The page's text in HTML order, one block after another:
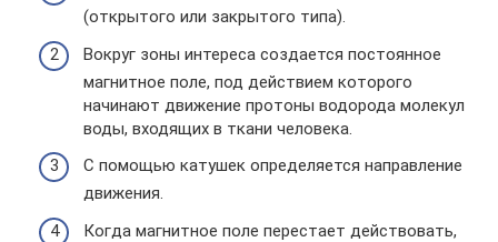
(открытого или закрытого типа).
Вокруг зоны интереса создается постоянное
магнитное поле, под действием которого
начинают движение протоны водорода молекул
воды, входящих в ткани человека.
С помощью катушек определяется направление
движения.
Когда магнитное поле перестает действовать,